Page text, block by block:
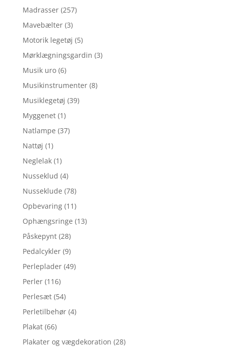
Madrasser (257)
Mavebælter (3)
Motorik legetøj (5)
Mørklægningsgardin (3)
Musik uro (6)
Musikinstrumenter (8)
Musiklegetøj (39)
Myggenet (1)
Natlampe (37)
Nattøj (1)
Neglelak (1)
Nusseklud (4)
Nusseklude (78)
Opbevaring (11)
Ophængsringe (13)
Påskepynt (28)
Pedalcykler (9)
Perleplader (49)
Perler (116)
Perlesæt (54)
Perletilbehør (4)
Plakat (66)
Plakater og vægdekoration (28)